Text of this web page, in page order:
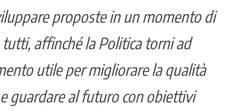
proposte in un momento di
affinché la Politica torni ad
utile per migliorare la qualità
guardare al futuro con obiettivi